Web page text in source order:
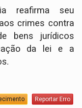
reafirma seu
crimes contra
bens jurídicos
da lei e a
Reportar Erro